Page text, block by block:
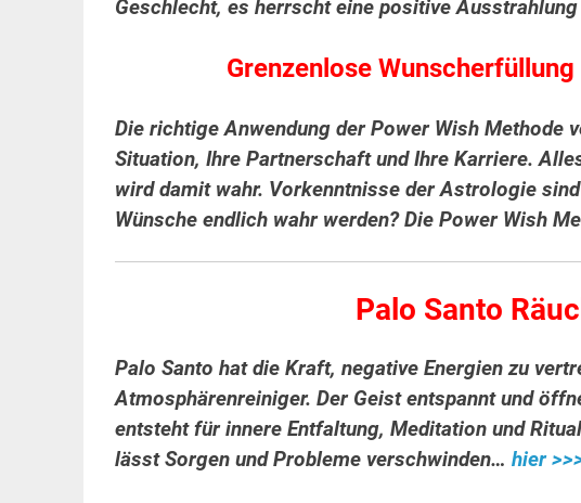
Geschlecht, es herrscht eine positive
Grenzenlose
Die richtige Anwendung der Power Wish Methode
Situation, Ihre Partnerschaft und Ihre Karriere.
wird damit wahr. Vorkenntnisse der Astrologie
Wünsche endlich wahr werden? Die Power Wish
Palo Santo
Palo Santo hat die Kraft, negative Energien zu
Atmosphärenreiniger. Der Geist entspannt und
entsteht für innere Entfaltung, Meditation und
lässt Sorgen und Probleme verschwinden… hier